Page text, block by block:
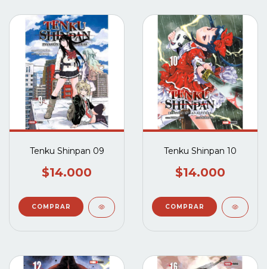
Tenku Shinpan 09
$14.000
Tenku Shinpan 10
$14.000